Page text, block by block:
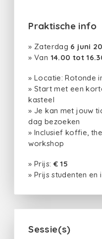
Praktische info
» Zaterdag 6 juni
» Van 14.00 tot
» Locatie: Rotonde
» Start met een
kasteel
» Je kan met jouw
dag bezoeken
» Inclusief koffie,
workshop
» Prijs: € 15
» Prijs studenten en
Sessie(s)